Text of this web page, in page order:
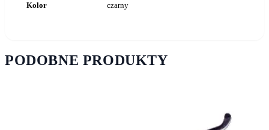
Kolor czarny
PODOBNE PRODUKTY